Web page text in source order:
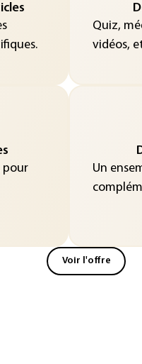
Quiz,
vidéos,
pour
Un
Voir l'offre